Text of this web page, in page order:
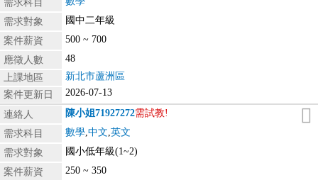
需求科目
需求對象
國中二年級
案件薪資
500 ~ 700
應徵人數
48
上課地區
新北市蘆洲區
案件更新日
2026-07-13
連絡人 陳小姐71927272需試教!
需求科目
數學 中文 英文
需求對象
國小低年級(1~2)
案件薪資
250 ~ 350